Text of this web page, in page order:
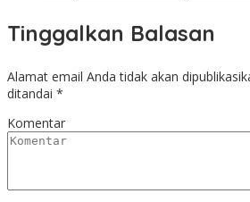
Tinggalkan Balasan
Alamat email Anda tidak akan
ditandai *
Komentar